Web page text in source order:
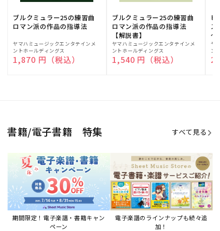
ブルクミュラー25の練習曲
ロマン派の作品の指導法
販
売
元:
ヤマハミュージックエンタテインメ
ントホールディングス
通常価格
1,870 円（税込）
ブルクミュラー25の練習曲
ロマン派の作品の指導法
【解説書】
販
売
元:
ヤマハミュージックエンタテインメ
ントホールディングス
通常価格
1,540 円（税込）
ピ
ス
～
販
売
元:
ヤ
ン
書籍/電子書籍 特集 すべて見る
期間限定！電子楽譜・書籍キャン
ペーン
電子楽譜のラインナップも続々追
加！